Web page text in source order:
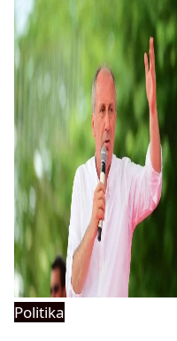
Politika